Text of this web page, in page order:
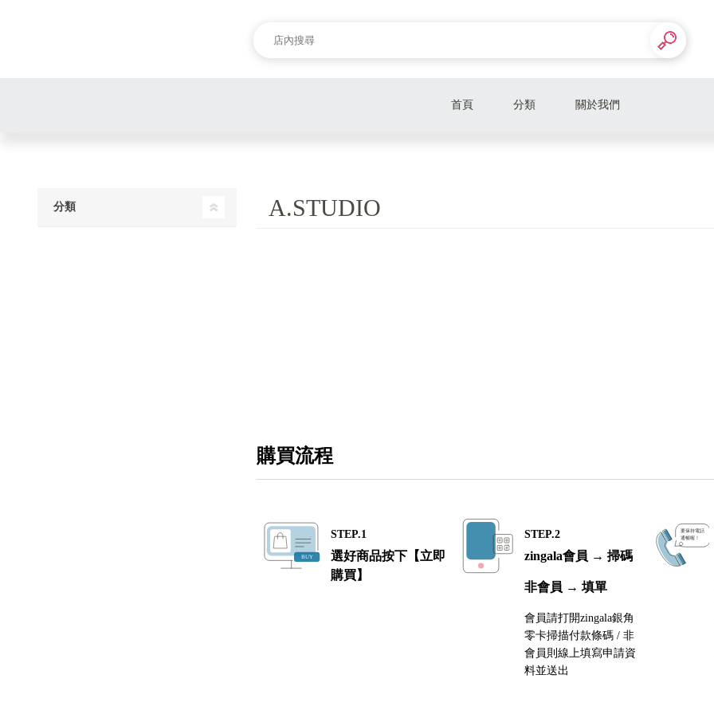
首頁 分類 關於我們
A.STUDIO
購買流程
STEP.1
選好商品按下【立即
購買】
STEP.2
zingala會員 → 掃碼
非會員 → 填單
會員請打開zingala銀角
零卡掃描付款條碼 / 非
會員則線上填寫申請資
料並送出
分類